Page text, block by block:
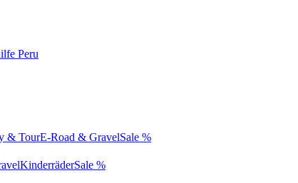
Peru
& TourE-Road & GravelSale %
KinderräderSale %